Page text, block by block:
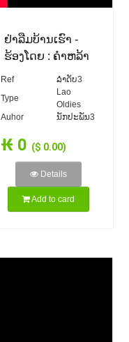
ຢ່າລືມບ້ານເຮົາ -
ຮ້ອງໂດຍ : ຄຳຫລ້າ
ໜໍ່ແກ້ວ - Khamla
NOKEO (VO) ເພັງ
ລາວ ເພງລາວ เพลง
ลาว lao tuto
Ref
ລຳດັບ3
Type
Lao
Oldies
Auhor
ນັກປະພັນ3
₭ 0 ($ 0.00)
Details
Add to card